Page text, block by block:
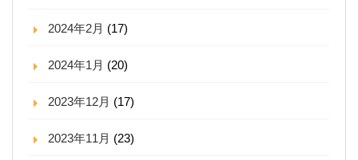
2024年2月 (17)
2024年1月 (20)
2023年12月 (17)
2023年11月 (23)